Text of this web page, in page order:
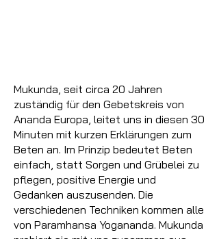
Mukunda, seit circa 20 Jahren
zuständig für den Gebetskreis von
Ananda Europa, leitet uns in diesen 30
Minuten mit kurzen Erklärungen zum
Beten an. Im Prinzip bedeutet Beten
einfach, statt Sorgen und Grübelei zu
pflegen, positive Energie und
Gedanken auszusenden. Die
verschiedenen Techniken kommen alle
von Paramhansa Yogananda. Mukunda